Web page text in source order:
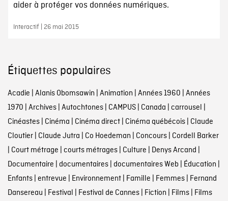
aider à protéger vos données numériques.
Interactif | 26 mai 2015
Étiquettes populaires
Acadie Alanis Obomsawin Animation Années 1960 Années
1970 Archives| Autochtones| CAMPUS| Canada carrousel
Cinéastes| Cinéma Cinéma direct| Cinéma québécois| Claude
Cloutier| Claude Jutra Co Hoedeman Concours| Cordell Barker
Court métrage courts métrages| Culture Denys Arcand
Documentaire documentaires| documentaires Web Éducation
Enfants| entrevue Environnement| Famille Femmes| Fernand
Dansereau Festival Festival de Cannes| Fiction Films| Films